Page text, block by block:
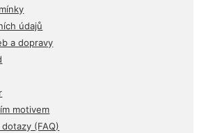
údajů
a dopravy
motivem
(FAQ)